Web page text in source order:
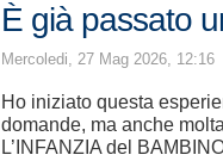
È già passato
Mercoledi, 27 Mag 2026, 12:16
Ho iniziato questa
domande, ma anche
L’INFANZIA del